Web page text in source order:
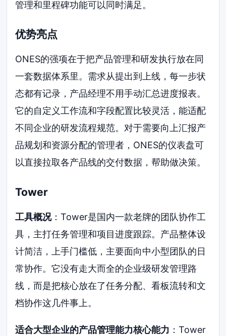
管理和里程碑功能可以同时满足。
优势亮点
ONES的强项在于把产品管理和研发执行放在同
一套数据体系里。需求从提出到上线，每一步状
态都有记录，产品经理不用手动汇总进度报表。
它的自定义工作流和字段配置比较灵活，能适配
不同企业的研发流程规范。对于需要向上汇报产
品规划和资源分配的管理者，ONES的仪表盘可
以直接拉取各产品线的交付数据，帮助做决策。
Tower
工具概况：Tower是国内一款老牌的团队协作工
具，主打任务管理和项目进度跟踪。产品整体设
计简洁，上手门槛低，主要面向中小型团队的日
常协作。它没有走大而全的企业级研发管理路
线，而是把核心放在了任务分配、看板流转和文
档协作这几件事上。
适合大型企业的产品管理能力核心能力 ：Tower